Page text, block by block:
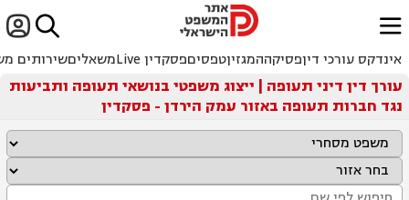

ﱐ
אינדקס עורכי דיןפסיקההמגזיןטפסיםפסקדין Live משאליםשירותים
עורך דין דיני תעופה | ייצוג משפטי בנושאי תעופה ותביעות
נגד חברות תעופה באזור עמק הירדן - פסקדין